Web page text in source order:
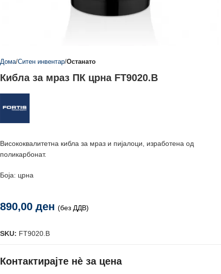
Дома Ситен инвентар Останато
Кибла за мраз ПК црна FT9020.B
Висококвалитетна кибла за мраз и пијалоци, изработена од
поликарбонат.
Боја: црна
890,00 ден (без ДДВ)
SKU: FT9020.B
Контактирајте нè за цена